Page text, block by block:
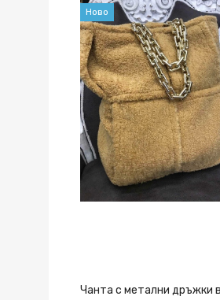
Ново
Чанта с метални дръжки в